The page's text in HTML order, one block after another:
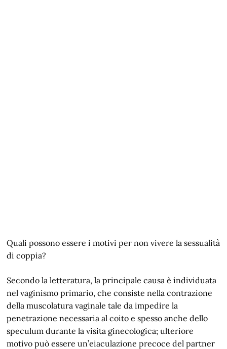
Quali possono essere i motivi per non vivere la sessualità
di coppia?
Secondo la letteratura, la principale causa è individuata
nel vaginismo primario, che consiste nella contrazione
della muscolatura vaginale tale da impedire la
penetrazione necessaria al coito e spesso anche dello
speculum durante la visita ginecologica; ulteriore
motivo può essere un’eiaculazione precoce del partner